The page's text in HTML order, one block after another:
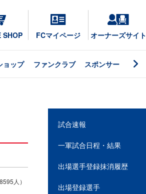
SHOP FCマイページ オーナーズサイト
ョップ ファンクラブ スポンサー
人）
試合速報
一軍試合日程・結果
出場選手登録抹消履歴
出場登録選手